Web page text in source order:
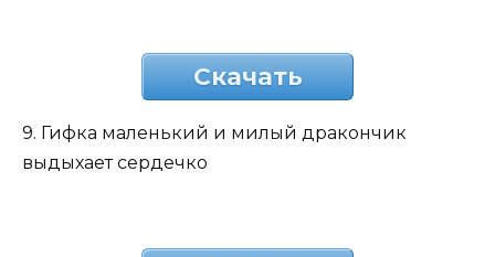
Скачать
9. Гифка маленький и милый дракончик
выдыхает сердечко